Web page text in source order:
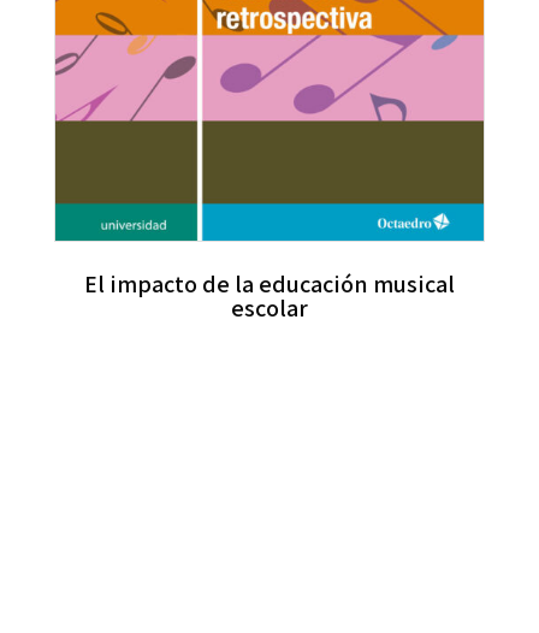
El impacto de la educación musical
escolar